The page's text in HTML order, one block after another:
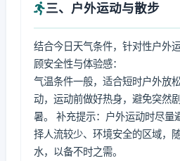
三、户外运动与散步
结合今日天气条件，针对性户外
顾安全性与体验感：
气温条件一般，适合短时户外放
动，运动前做好热身，避免突然
暑。 补充提示：户外运动时尽量
择人流较少、环境安全的区域，
水，以备不时之需。